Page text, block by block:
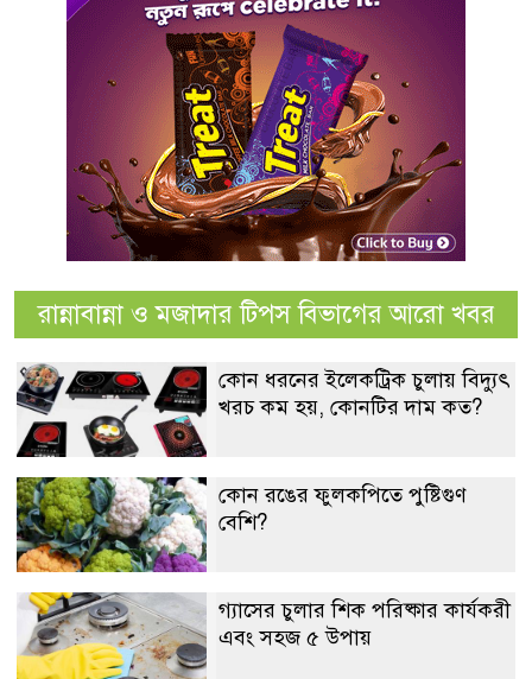
রান্নাবান্না ও মজাদার টিপস বিভাগের আরো খবর
কোন ধরনের ইলেকট্রিক চুলায় বিদ্যুৎ
খরচ কম হয়, কোনটির দাম কত?
কোন রঙের ফুলকপিতে পুষ্টিগুণ
বেশি?
গ্যাসের চুলার শিক পরিষ্কার কার্যকরী
এবং সহজ ৫ উপায়